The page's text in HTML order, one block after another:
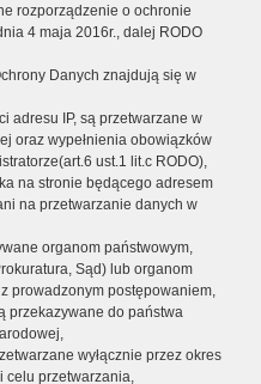
rozporządzenie o ochronie
4 maja 2016r., dalej RODO
Danych znajdują się w
adresu IP, są przetwarzane w
oraz wypełnienia obowiązków
ust.1 lit.c RODO),
na stronie będącego adresem
na przetwarzanie danych w
organom państwowym,
Sąd) lub organom
prowadzonym postępowaniem,
przekazywane do państwa
wyłącznie przez okres
celu przetwarzania,